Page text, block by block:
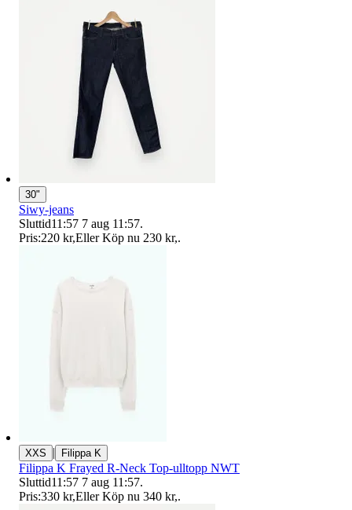
30"
Siwy-jeans
Sluttid11:57 7 aug 11:57.
Pris:220 kr,Eller Köp nu 230 kr,.
XXS | Filippa K
Filippa K Frayed R-Neck Top-ulltopp NWT
Sluttid11:57 7 aug 11:57.
Pris:330 kr,Eller Köp nu 340 kr,.